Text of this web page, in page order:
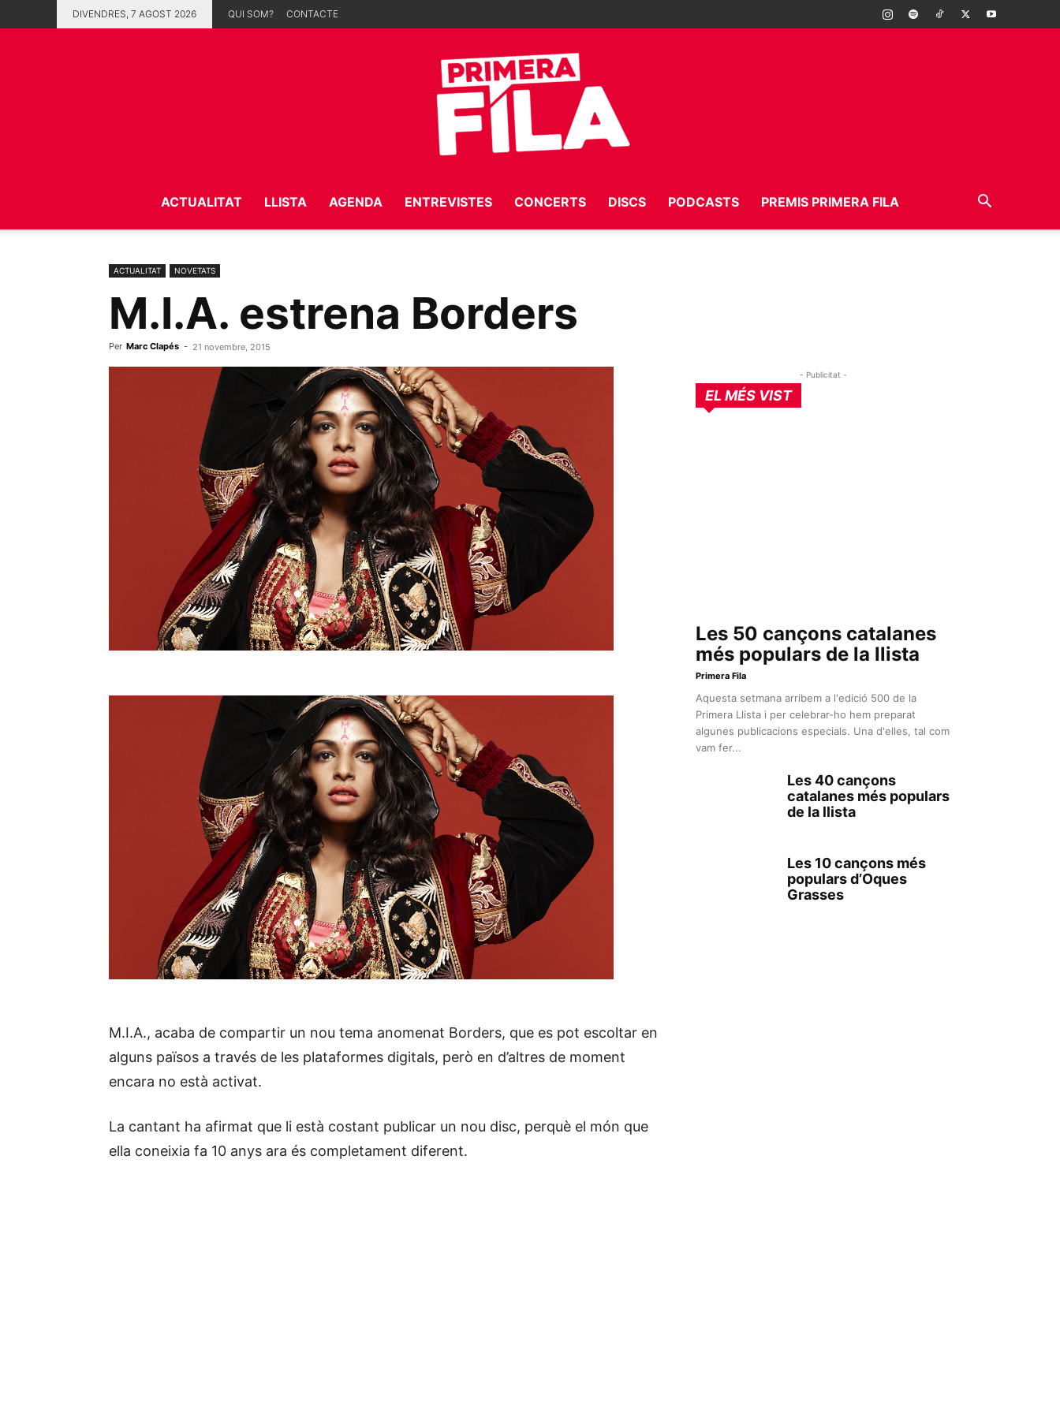
DIVENDRES, 7 AGOST 2026 QUI SOM? CONTACTE
Fila
ACTUALITAT LLISTA AGENDA ENTREVISTES CONCERTS DISCS PODCASTS PREMIS PRIMERA FILA
ACTUALITAT NOVETATS
M.I.A. estrena Borders
Per Marc Clapés - 21 novembre, 2015
M.I.A., acaba de compartir un nou tema anomenat Borders, que es pot escoltar en
alguns països a través de les plataformes digitals, però en d’altres de moment
encara no està activat.
La cantant ha afirmat que li està costant publicar un nou disc, perquè el món que
ella coneixia fa 10 anys ara és completament diferent.
- Publicitat -
EL MÉS VIST
Les 50 cançons catalanes
més populars de la llista
Primera Fila
Aquesta setmana arribem a l'edició 500 de la
Primera Llista i per celebrar-ho hem preparat
algunes publicacions especials. Una d'elles, tal com
vam fer...
Les 40 cançons
catalanes més populars
de la llista
Les 10 cançons més
populars d’Oques
Grasses